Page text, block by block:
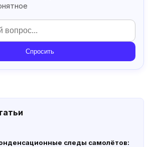
Спросить
следы самолётов: